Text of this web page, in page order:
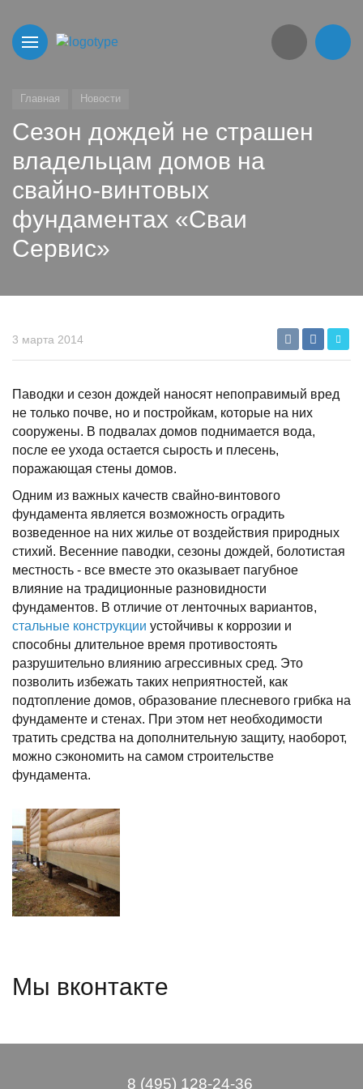
Главная Новости
Сезон дождей не страшен
владельцам домов на
свайно-винтовых
фундаментах «Сваи
Сервис»
3 марта 2014
Паводки и сезон дождей наносят непоправимый вред
не только почве, но и постройкам, которые на них
сооружены. В подвалах домов поднимается вода,
после ее ухода остается сырость и плесень,
поражающая стены домов.
Одним из важных качеств свайно-винтового
фундамента является возможность оградить
возведенное на них жилье от воздействия природных
стихий. Весенние паводки, сезоны дождей, болотистая
местность - все вместе это оказывает пагубное
влияние на традиционные разновидности
фундаментов. В отличие от ленточных вариантов,
стальные конструкции устойчивы к коррозии и
способны длительное время противостоять
разрушительно влиянию агрессивных сред. Это
позволить избежать таких неприятностей, как
подтопление домов, образование плесневого грибка на
фундаменте и стенах. При этом нет необходимости
тратить средства на дополнительную защиту, наоборот,
можно сэкономить на самом строительстве
фундамента.
Мы вконтакте
8 (495) 128-24-36